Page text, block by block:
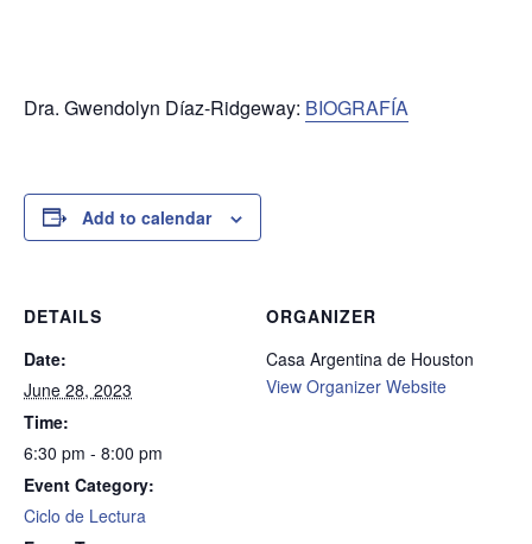
Dra. Gwendolyn Díaz-Ridgeway: BIOGRAFÍA
Add to calendar
DETAILS
Date:
June 28, 2023
Time:
6:30 pm - 8:00 pm
Event Category:
Ciclo de Lectura
ORGANIZER
Casa Argentina de Houston
View Organizer Website